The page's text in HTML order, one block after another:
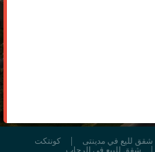
كونتكت شقق لليع في مدينتى
شقق للبيع في الرحاب